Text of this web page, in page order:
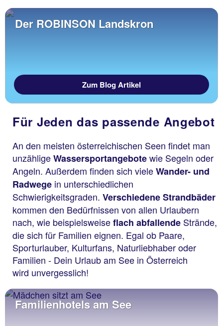
Der ROBINSON Landskron
Zum Blog Artikel
Für Jeden das passende Angebot
An den meisten österreichischen Seen findet man
unzähligeWassersportangebotewie Segeln oder
Angeln. Außerdem finden sich vieleWander- und
Radwege in unterschiedlichen
Schwierigkeitsgraden. Verschiedene Strandbäder
kommen den Bedürfnissen von allen Urlaubern
nach, wie beispielsweiseflach abfallende Strände,
die sich für Familien eignen. Egal ob Paare,
Sporturlauber, Kulturfans, Naturliebhaber oder
Familien - Dein Urlaub am See in Österreich
wird unvergesslich!
Familienhotels am See